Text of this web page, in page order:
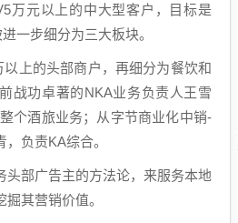
万元以上的中大型客户，目标是
一步细分为三大板块。
上的头部商户，再细分为餐饮和
战功卓著的NKA业务负责人王雪
个酒旅业务；从字节商业化中销-
负责KA综合。
头部广告主的方法论，来服务本地
其营销价值。